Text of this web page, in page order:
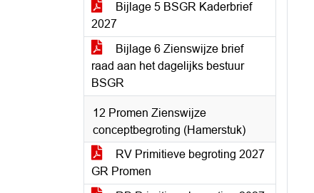
Bijlage 5 BSGR Kaderbrief
2027
Bijlage 6 Zienswijze brief
raad aan het dagelijks bestuur
BSGR
12 Promen Zienswijze
conceptbegroting (Hamerstuk)
RV Primitieve begroting 2027
GR Promen